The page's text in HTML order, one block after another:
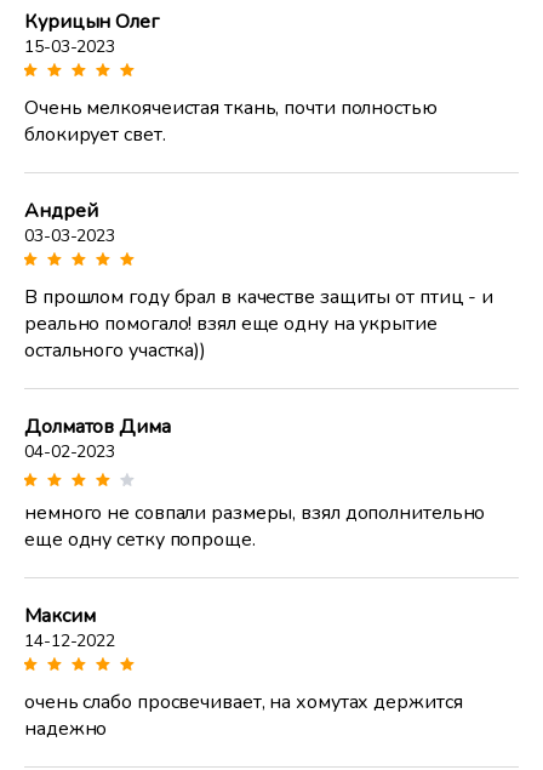
Курицын Олег
15-03-2023
Очень мелкоячеистая ткань, почти полностью
блокирует свет.
Андрей
03-03-2023
В прошлом году брал в качестве защиты от птиц - и
реально помогало! взял еще одну на укрытие
остального участка))
Долматов Дима
04-02-2023
немного не совпали размеры, взял дополнительно
еще одну сетку попроще.
Максим
14-12-2022
очень слабо просвечивает, на хомутах держится
надежно